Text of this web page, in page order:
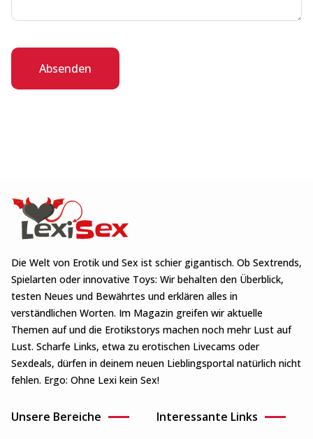
Absenden
Die Welt von Erotik und Sex ist schier gigantisch. Ob Sextrends,
Spielarten oder innovative Toys: Wir behalten den Überblick,
testen Neues und Bewährtes und erklären alles in
verständlichen Worten. Im Magazin greifen wir aktuelle
Themen auf und die Erotikstorys machen noch mehr Lust auf
Lust. Scharfe Links, etwa zu erotischen Livecams oder
Sexdeals, dürfen in deinem neuen Lieblingsportal natürlich nicht
fehlen. Ergo: Ohne Lexi kein Sex!
Unsere Bereiche
Interessante Links